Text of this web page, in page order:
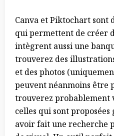
Canva et Piktochart sont
qui permettent de créer
intègrent aussi une
trouverez des
et des photos
peuvent néanmoins être
trouverez probablement
celles qui sont
avoir fait une recherche